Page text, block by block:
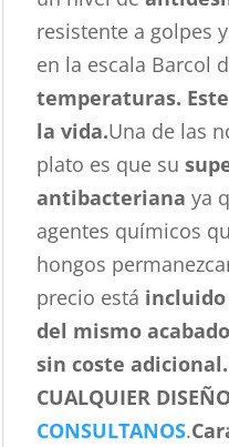
resistente a golpes
en la escala Barcol
temperaturas.
la vida.Una de las
plato es que su
antibacterianaya
agentes químicos
hongos
precio está
del mismo
sin coste adicional.
CUALQUIER
CONSULTANOS.